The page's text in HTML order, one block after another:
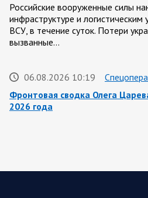
Российские вооруженные силы
инфраструктуре и
ВСУ, в течение суток. Потери
вызванные…
06.08.2026 10:19
Фронтовая сводка Олега
2026 года